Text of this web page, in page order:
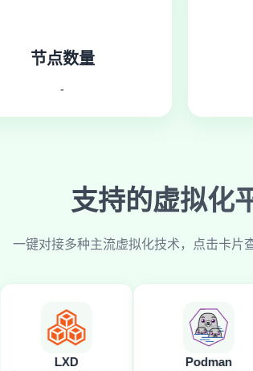
节点数量
-
支持的虚拟化
一键对接多种主流虚拟化技术，点击卡片
Podman